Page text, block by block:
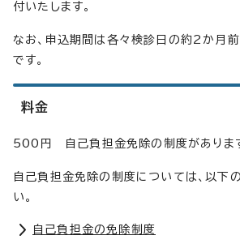
付いたします。
なお、申込期間は各々検診日の約2か月
です。
料金
500円 自己負担金免除の制度があります
自己負担金免除の制度については、以下
い。
自己負担金の免除制度